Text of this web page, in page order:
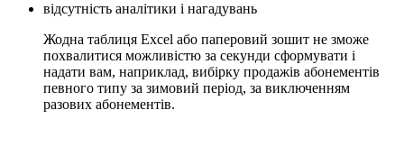
відсутність аналітики і нагадувань
Жодна таблиця Excel або паперовий зошит не зможе
похвалитися можливістю за секунди сформувати і
надати вам, наприклад, вибірку продажів абонементів
певного типу за зимовий період, за виключенням
разових абонементів.